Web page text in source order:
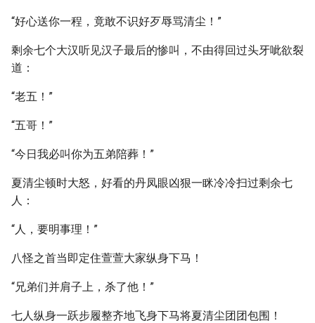
“好心送你一程，竟敢不识好歹辱骂清尘！”
剩余七个大汉听见汉子最后的惨叫，不由得回过头牙呲欲裂
道：
“老五！”
“五哥！”
“今日我必叫你为五弟陪葬！”
夏清尘顿时大怒，好看的丹凤眼凶狠一眯冷冷扫过剩余七
人：
“人，要明事理！”
八怪之首当即定住萱萱大家纵身下马！
“兄弟们并肩子上，杀了他！”
七人纵身一跃步履整齐地飞身下马将夏清尘团团包围！